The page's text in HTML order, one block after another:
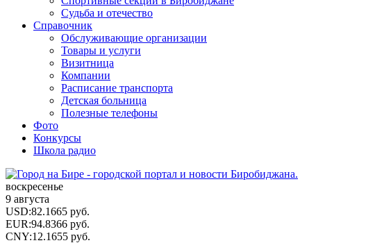
Судьба и отечество
Справочник
Обслуживающие организации
Товары и услуги
Визитница
Компании
Расписание транспорта
Детская больница
Полезные телефоны
Фото
Конкурсы
Школа радио
воскресенье
9 августа
USD:82.1665 руб.
EUR:94.8366 руб.
CNY:12.1655 руб.